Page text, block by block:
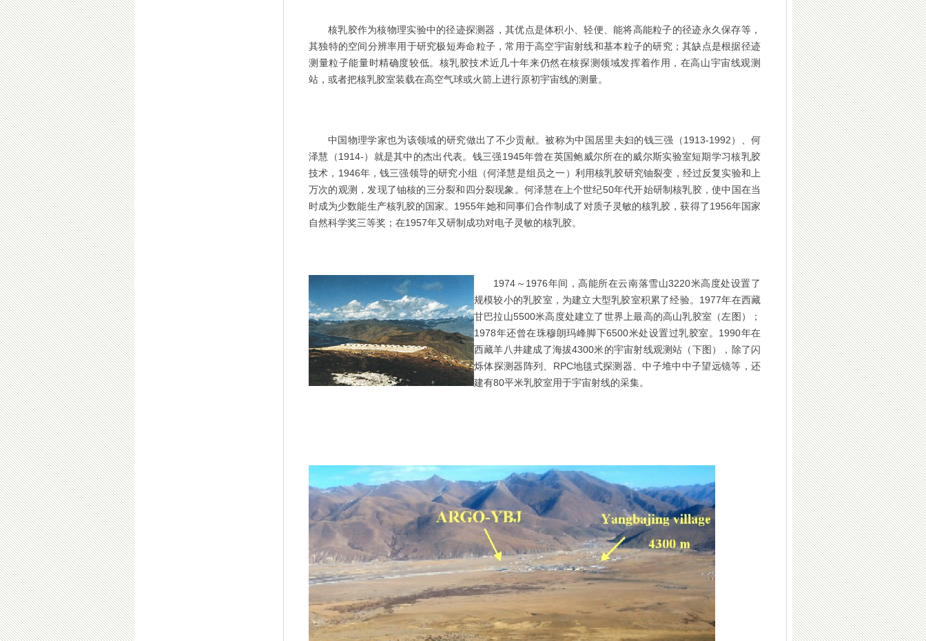
核乳胶作为核物理实验中的径迹探测器，其优点是体积小、轻便、能将高能粒子的径迹永久保存等，
其独特的空间分辨率用于研究极短寿命粒子，常用于高空宇宙射线和基本粒子的研究；其缺点是根据径迹
测量粒子能量时精确度较低。核乳胶技术近几十年来仍然在核探测领域发挥着作用，在高山宇宙线观测
站，或者把核乳胶室装载在高空气球或火箭上进行原初宇宙线的测量。
中国物理学家也为该领域的研究做出了不少贡献。被称为中国居里夫妇的钱三强（1913-1992）、何
泽慧（1914-）就是其中的杰出代表。钱三强1945年曾在英国鲍威尔所在的威尔斯实验室短期学习核乳胶
技术，1946年，钱三强领导的研究小组（何泽慧是组员之一）利用核乳胶研究铀裂变，经过反复实验和上
万次的观测，发现了铀核的三分裂和四分裂现象。何泽慧在上个世纪50年代开始研制核乳胶，使中国在当
时成为少数能生产核乳胶的国家。1955年她和同事们合作制成了对质子灵敏的核乳胶，获得了1956年国家
自然科学奖三等奖；在1957年又研制成功对电子灵敏的核乳胶。
1974～1976年间，高能所在云南落雪山3220米高度处设置了
规模较小的乳胶室，为建立大型乳胶室积累了经验。1977年在西藏
甘巴拉山5500米高度处建立了世界上最高的高山乳胶室（左图）；
1978年还曾在珠穆朗玛峰脚下6500米处设置过乳胶室。1990年在
西藏羊八井建成了海拔4300米的宇宙射线观测站（下图），除了闪
烁体探测器阵列、RPC地毯式探测器、中子堆中中子望远镜等，还
建有80平米乳胶室用于宇宙射线的采集。